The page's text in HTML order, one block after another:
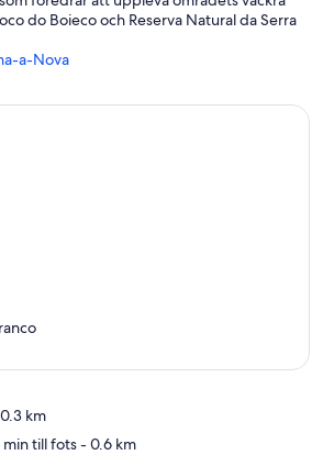
do Boieco och Reserva Natural da Serra
a-Nova
km
min till fots- 0.6 km